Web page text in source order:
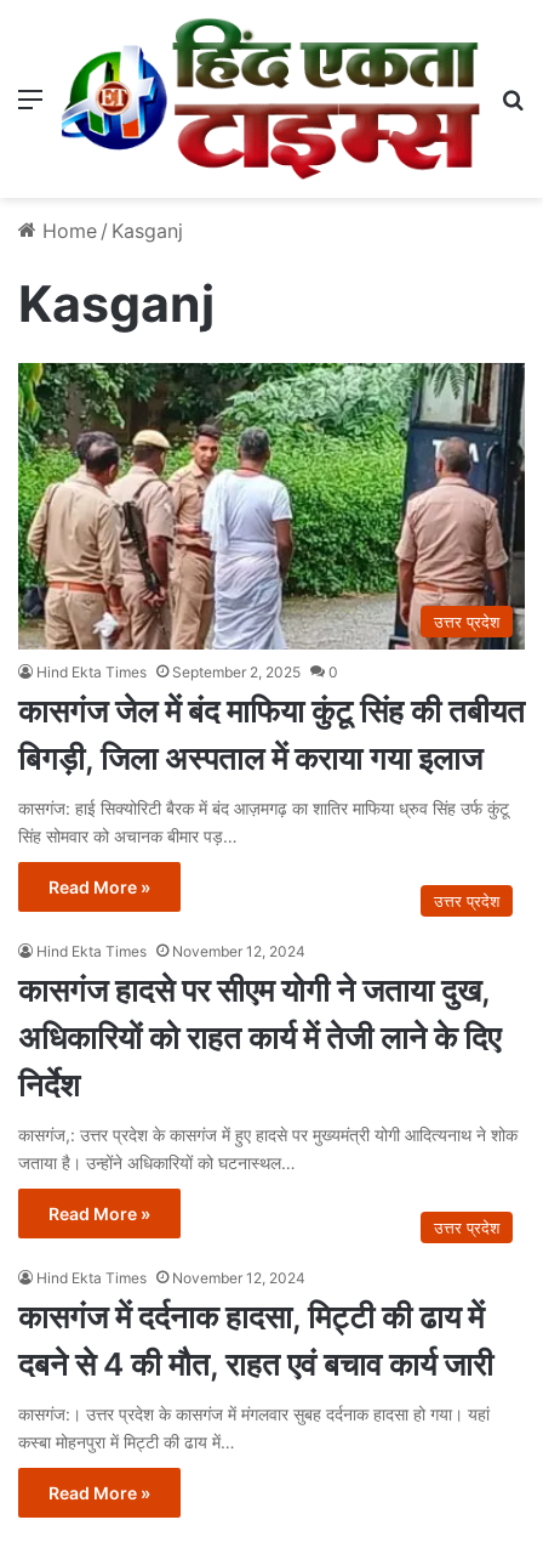
Menu
Home / Kasganj
Kasganj
उत्तर प्रदेश
Hind Ekta Times September 2, 2025 0
कासगंज जेल में बंद माफिया कुंटू सिंह की तबीयत
बिगड़ी, जिला अस्पताल में कराया गया इलाज
कासगंज: हाई सिक्योरिटी बैरक में बंद आज़मगढ़ का शातिर माफिया ध्रुव सिंह उर्फ कुंटू
सिंह सोमवार को अचानक बीमार पड़…
Read More »
उत्तर प्रदेश
Hind Ekta Times November 12, 2024
कासगंज हादसे पर सीएम योगी ने जताया दुख,
अधिकारियों को राहत कार्य में तेजी लाने के दिए
निर्देश
कासगंज,: उत्तर प्रदेश के कासगंज में हुए हादसे पर मुख्यमंत्री योगी आदित्यनाथ ने शोक
जताया है। उन्होंने अधिकारियों को घटनास्थल…
Read More »
उत्तर प्रदेश
Hind Ekta Times November 12, 2024
कासगंज में दर्दनाक हादसा, मिट्टी की ढाय में
दबने से 4 की मौत, राहत एवं बचाव कार्य जारी
कासगंज:। उत्तर प्रदेश के कासगंज में मंगलवार सुबह दर्दनाक हादसा हो गया। यहां
कस्बा मोहनपुरा में मिट्टी की ढाय में…
Read More »